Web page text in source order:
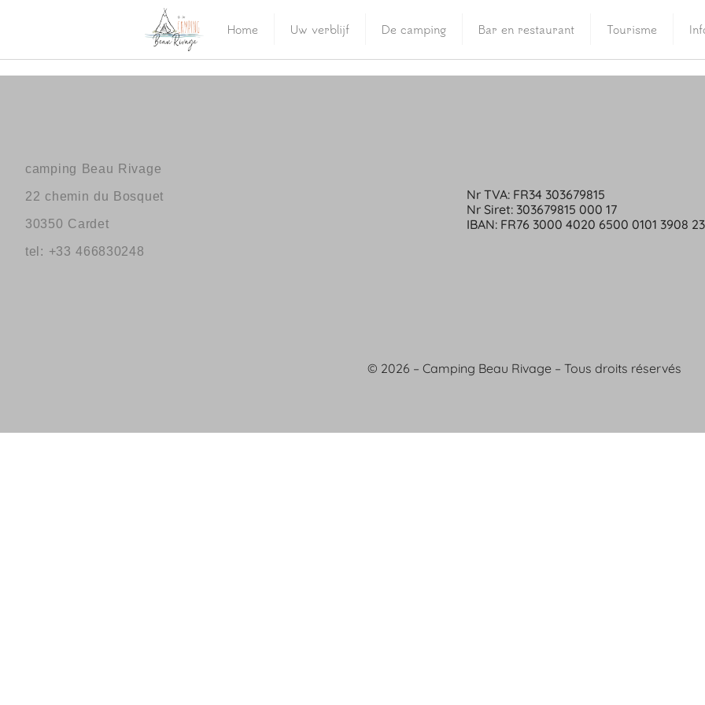
Home Uw verblijf De camping Bar en restaurant Tourisme
camping Beau Rivage
22 chemin du Bosquet
30350 Cardet
tel: +33 466830248
Nr TVA: FR34 303679815
Nr Siret: 303679815 000 17
IBAN: FR76 3000 4020 6500 0101 3908
© 2026 – Camping Beau Rivage – Tous droits réservés